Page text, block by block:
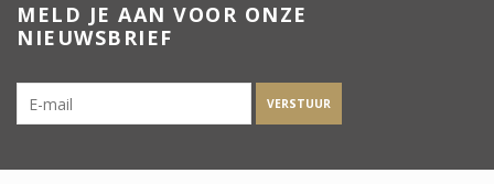
MELD JE AAN VOOR ONZE
NIEUWSBRIEF
VERSTUUR